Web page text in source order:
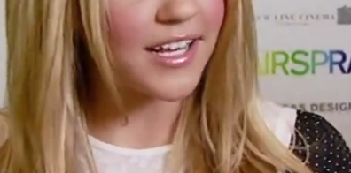
la actriz de 40 años comenzó su carrera artística
a la fama en el show de sketch de comedia All